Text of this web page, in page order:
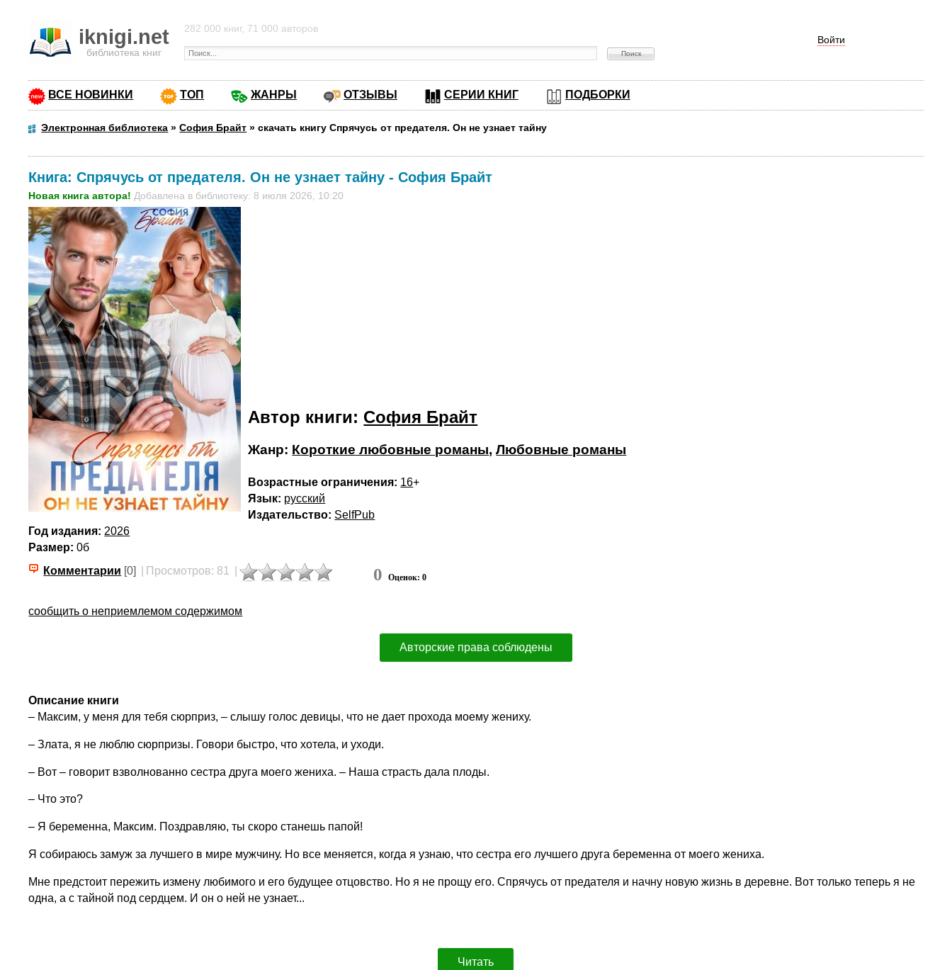
iknigi.net
библиотека книг
Войти
282 000 книг, 71 000 авторов
ВСЕ НОВИНКИ ТОП ЖАНРЫ ОТЗЫВЫ СЕРИИ КНИГ ПОДБОРКИ
Электронная библиотека »София Брайт »скачать книгу Спрячусь от предателя. Он не узнает тайну
Книга:Спрячусь от предателя. Он не узнает тайну -София Брайт
Новая книга автора! Добавлена в библиотеку: 8 июля 2026, 10:20
Автор книги: София Брайт
Жанр: Короткие любовные романы,Любовные романы
Возрастные ограничения: 16+
Язык: русский
Издательство: SelfPub
Год издания: 2026
Размер: 0б
Комментарии [0] Просмотров: 81 0 Оценок: 0
сообщить о неприемлемом содержимом
Авторские права соблюдены
Описание книги
– Максим, у меня для тебя сюрприз, – слышу голос девицы, что не дает прохода моему жениху.
– Злата, я не люблю сюрпризы. Говори быстро, что хотела, и уходи.
– Вот – говорит взволнованно сестра друга моего жениха. – Наша страсть дала плоды.
– Что это?
– Я беременна, Максим. Поздравляю, ты скоро станешь папой!
Я собираюсь замуж за лучшего в мире мужчину. Но все меняется, когда я узнаю, что сестра его лучшего друга беременна от моего жениха.
Мне предстоит пережить измену любимого и его будущее отцовство. Но я не прощу его. Спрячусь от предателя и начну новую жизнь в деревне. Вот только теперь я не
одна, а с тайной под сердцем. И он о ней не узнает...
Читать